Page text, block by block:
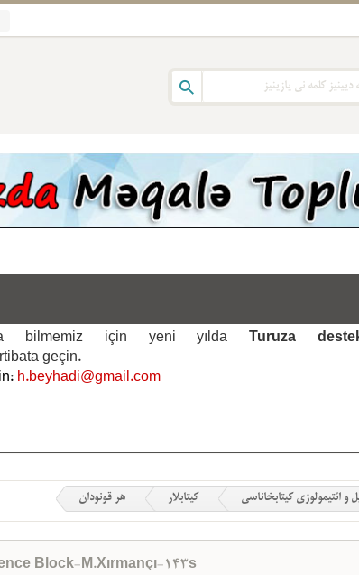
bilmemiz için yeni yılda
Turuza
geçin.
h.beyhadi@gmail.com
و ائتیمولوژی کیتابخاناسی کیتابلار هر قونودان
Block-M.Xırmançı-143s